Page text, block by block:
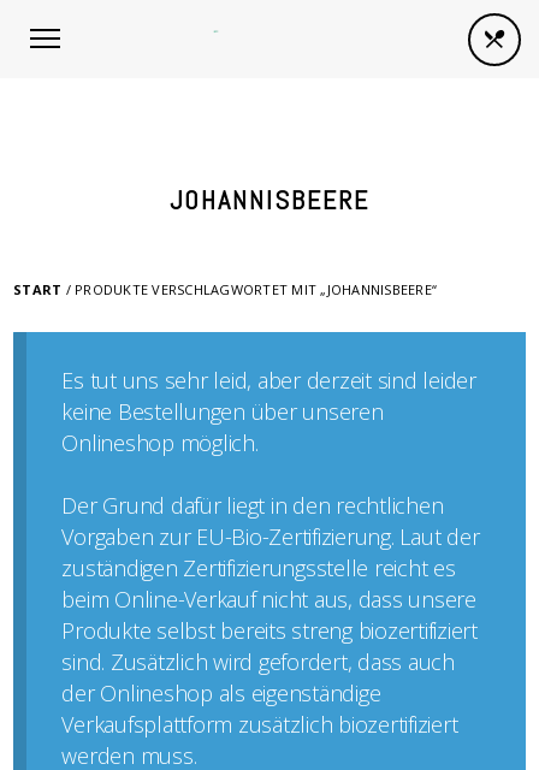
JOHANNISBEERE
START / PRODUKTE VERSCHLAGWORTET MIT „JOHANNISBEERE“
Es tut uns sehr leid, aber derzeit sind leider
keine Bestellungen über unseren
Onlineshop möglich.
Der Grund dafür liegt in den rechtlichen
Vorgaben zur EU-Bio-Zertifizierung. Laut der
zuständigen Zertifizierungsstelle reicht es
beim Online-Verkauf nicht aus, dass unsere
Produkte selbst bereits streng biozertifiziert
sind. Zusätzlich wird gefordert, dass auch
der Onlineshop als eigenständige
Verkaufsplattform zusätzlich biozertifiziert
werden muss.